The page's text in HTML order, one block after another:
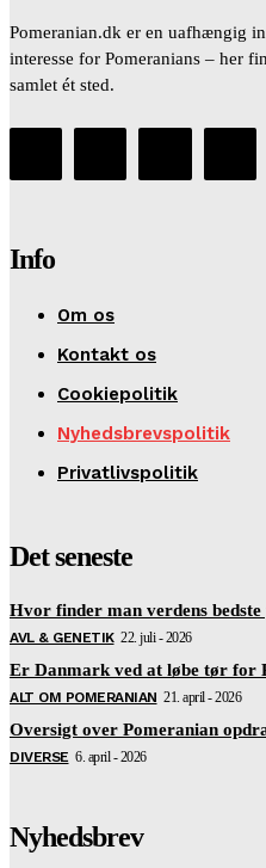
Pomeranian.dk er en uafhængig
interesse for Pomeranians – her
samlet ét sted.
Info
Om os
Kontakt os
Cookiepolitik
Nyhedsbrevspolitik
Privatlivspolitik
Det seneste
Hvor finder man verdens bedste
AVL & GENETIK 22. juli - 2026
Er Danmark ved at løbe tør for
ALT OM POMERANIAN 21. april - 2026
Oversigt over Pomeranian
DIVERSE 6. april - 2026
Nyhedsbrev